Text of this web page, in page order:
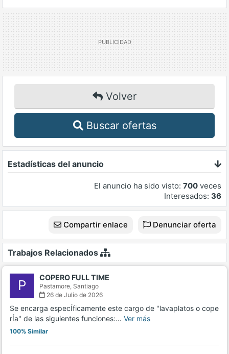
Volver
Buscar ofertas
Estadísticas del anuncio
El anuncio ha sido visto: 700 veces
Interesados: 36
Compartir enlace Denunciar oferta
Trabajos Relacionados
P COPERO FULL TIME
Pastamore, Santiago
26 de Julio de 2026
Se encarga especÍficamente este cargo de "lavaplatos o cope
rÍa" de las siguientes funciones:… Ver más
100% Similar